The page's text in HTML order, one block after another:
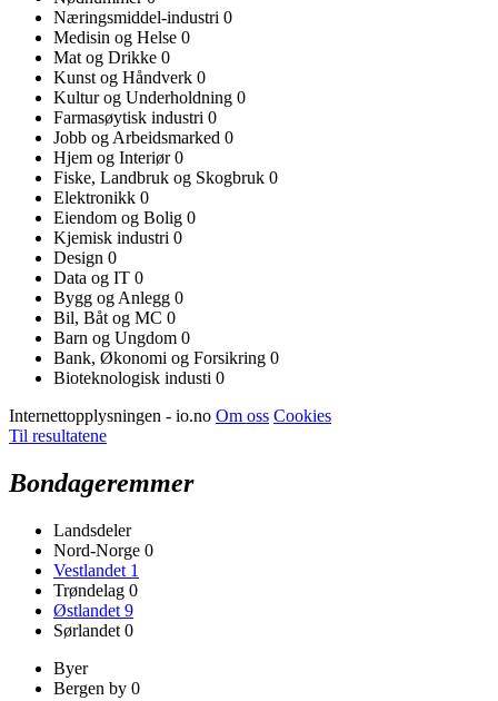
Næringsmiddel-industri 0
Medisin og Helse 0
Mat og Drikke 0
Kunst og Håndverk 0
Kultur og Underholdning 0
Farmasøytisk industri 0
Jobb og Arbeidsmarked 0
Hjem og Interiør0
Fiske, Landbruk og Skogbruk 0
Elektronikk 0
Eiendom og Bolig 0
Kjemisk industri 0
Design 0
Data og IT 0
Bygg og Anlegg 0
Bil, Båt og MC 0
Barn og Ungdom 0
Bank, Økonomi og Forsikring 0
Bioteknologisk industi 0
Internettopplysningen - io.no Om oss Cookies
Til resultatene
Bondageremmer
Landsdeler
Nord-Norge 0
Vestlandet 1
Trøndelag 0
Østlandet 9
Sørlandet 0
Byer
Bergen by 0